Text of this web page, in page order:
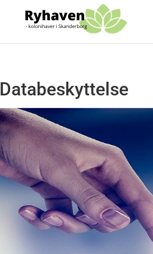
Databeskyttelse